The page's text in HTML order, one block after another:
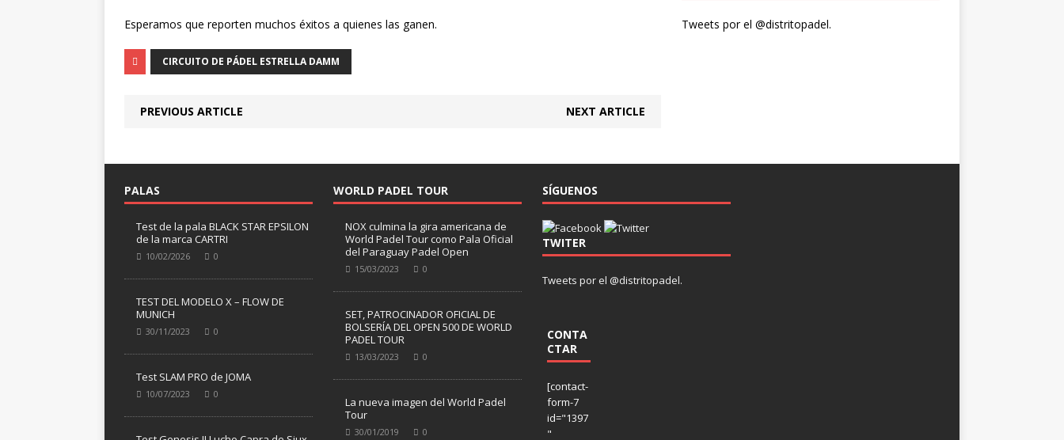
Esperamos que reporten muchos éxitos a quienes las ganen.
CIRCUITO DE PÁDEL ESTRELLA DAMM
PREVIOUS ARTICLE NEXT ARTICLE
Tweets por el @distritopadel.
PALAS
Test de la pala BLACK STAR EPSILON
de la marca CARTRI
10/02/2026 0
TEST DEL MODELO X – FLOW DE
MUNICH
30/11/2023 0
Test SLAM PRO de JOMA
10/07/2023 0
WORLD PADEL TOUR
NOX culmina la gira americana de
World Padel Tour como Pala Oficial
del Paraguay Padel Open
15/03/2023 0
SET, PATROCINADOR OFICIAL DE
BOLSERÍA DEL OPEN 500 DE WORLD
PADEL TOUR
13/03/2023 0
La nueva imagen del World Padel
Tour
30/01/2019 0
SÍGUENOS
TWITER
Tweets por el @distritopadel.
CONTA
CTAR
[contact-
form-7
id="1397
"